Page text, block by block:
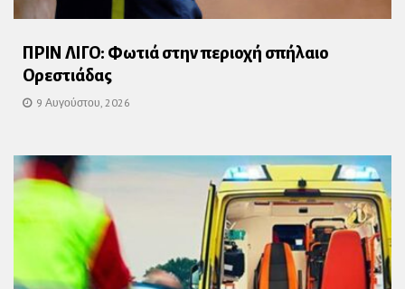
ΠΡΙΝ ΛΙΓΟ: Φωτιά στην περιοχή σπήλαιο
Ορεστιάδας
9 Αυγούστου, 2026